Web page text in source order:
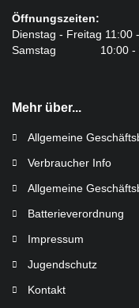
Öffnungszeiten:
Dienstag - Freitag 11:00
Samstag 10:00 -
Mehr über...
Allgemeine
Verbraucher Info
Allgemeine
Batterieverordnung
Impressum
Jugendschutz
Kontakt